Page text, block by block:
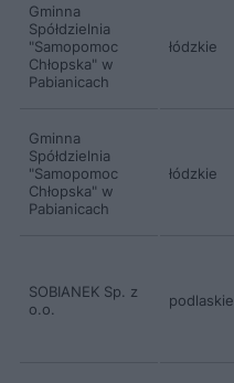
Gminna
Spółdzielnia
"Samopomoc
Chłopska" w
Pabianicach
łódzkie
Gminna
Spółdzielnia
"Samopomoc
Chłopska" w
Pabianicach
łódzkie
SOBIANEK Sp. z
o.o.
podlaskie